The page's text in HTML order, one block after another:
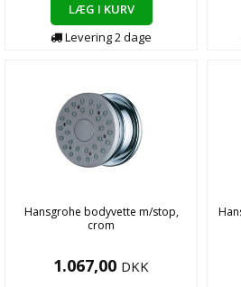
LÆG I KURV
Levering2dage
Hansgrohe bodyvette m/stop,
crom
1.067,00 DKK